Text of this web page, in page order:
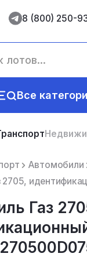
8 (800) 250-
Все
Автомобили
Газ